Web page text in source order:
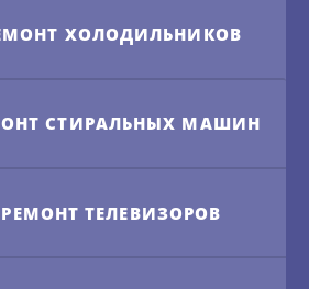
ХОЛОДИЛЬНИКОВ
СТИРАЛЬНЫХ МАШИН
РЕМОНТ ТЕЛЕВИЗОРОВ